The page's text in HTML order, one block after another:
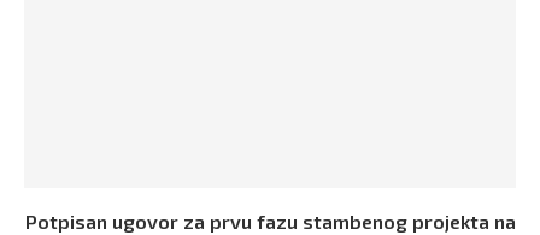
Potpisan ugovor za prvu fazu stambenog projekta na